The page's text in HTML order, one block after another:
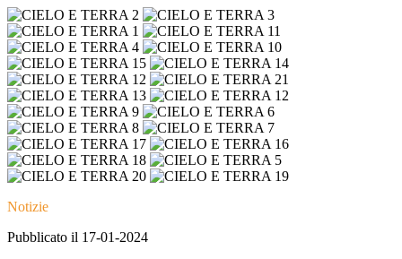
Notizie
Pubblicato il 17-01-2024